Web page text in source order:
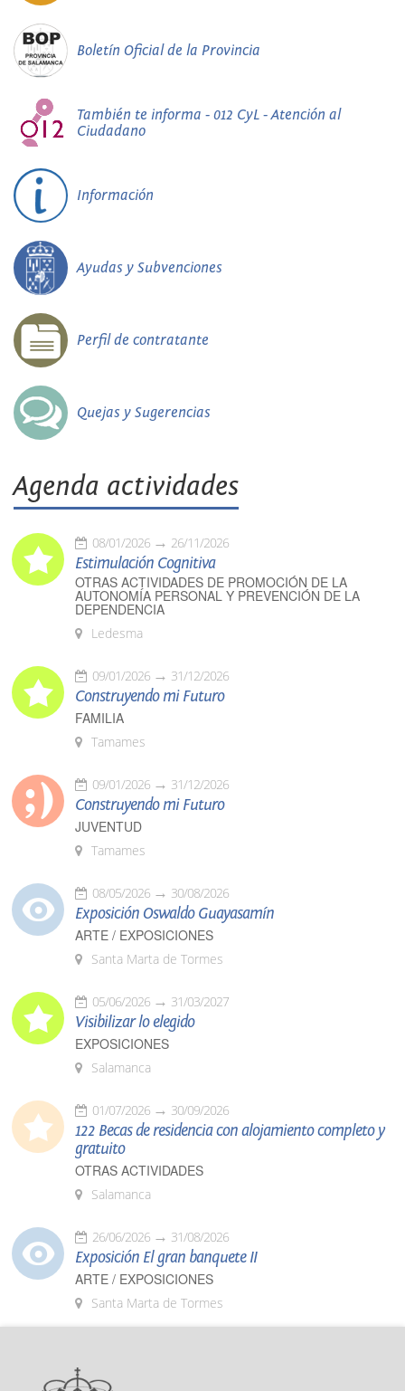
Boletín Oficial de la Provincia
También te informa - 012 CyL - Atención al
Ciudadano
Información
Ayudas y Subvenciones
Perfil de contratante
Quejas y Sugerencias
Agenda actividades
08/01/2026 26/11/2026
Estimulación Cognitiva
OTRAS ACTIVIDADES DE PROMOCIÓN DE LA
AUTONOMÍA PERSONAL Y PREVENCIÓN DE LA
DEPENDENCIA
Ledesma
09/01/2026 31/12/2026
Construyendo mi Futuro
FAMILIA
Tamames
09/01/2026 31/12/2026
Construyendo mi Futuro
JUVENTUD
Tamames
08/05/2026 30/08/2026
Exposición Oswaldo Guayasamín
ARTE / EXPOSICIONES
Santa Marta de Tormes
05/06/2026 31/03/2027
Visibilizar lo elegido
EXPOSICIONES
Salamanca
01/07/2026 30/09/2026
122 Becas de residencia con alojamiento completo y
gratuito
OTRAS ACTIVIDADES
Salamanca
26/06/2026 31/08/2026
Exposición El gran banquete II
ARTE / EXPOSICIONES
Santa Marta de Tormes